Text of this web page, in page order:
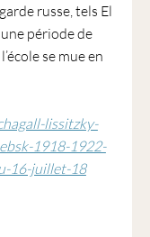
russe, tels El
période de
se mue en
lissitzky-
1918-1922-
16-juillet-18